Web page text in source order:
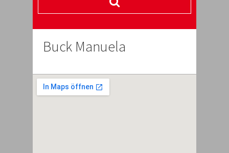
Buck Manuela